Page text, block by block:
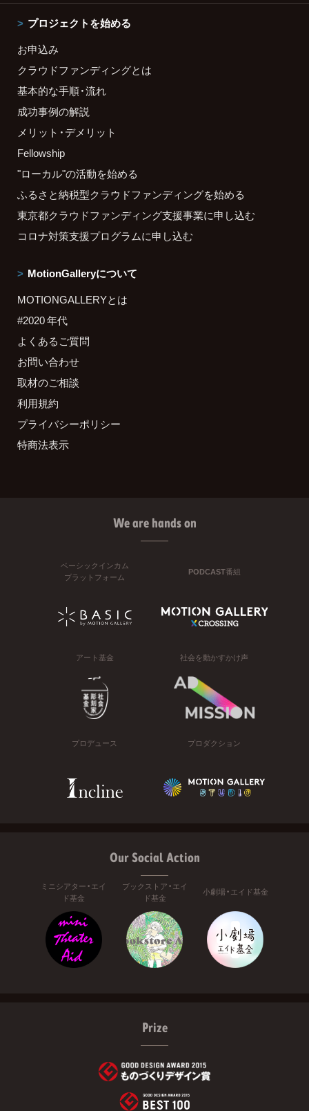
プロジェクトを始める
お申込み
クラウドファンディングとは
基本的な手順・流れ
成功事例の解説
メリット・デメリット
Fellowship
"ローカル"の活動を始める
ふるさと納税型クラウドファンディングを始める
東京都クラウドファンディング支援事業に申し込む
コロナ対策支援プログラムに申し込む
MotionGalleryについて
MOTIONGALLERYとは
#2020 年代
よくあるご質問
お問い合わせ
取材のご相談
利用規約
プライバシーポリシー
特商法表示
We are hands on
ベーシックインカム
プラットフォーム
PODCAST番組
アート基金 社会を動かすかけ声
プロデュース プロダクション
Our Social Action
ミニシアター・エイ
ド基金
ブックストア・エイ
ド基金
小劇場・エイド基金
Prize